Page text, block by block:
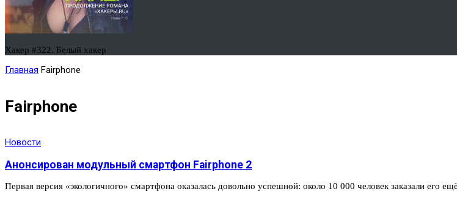
Хакер #322. Белый хакер
Главная Fairphone
Fairphone
Новости
Анонсирован модульный смартфон Fairphone 2
Первая версия «экологичного» смартфона оказалась довольно успешной: около 10 000 человек заказали его